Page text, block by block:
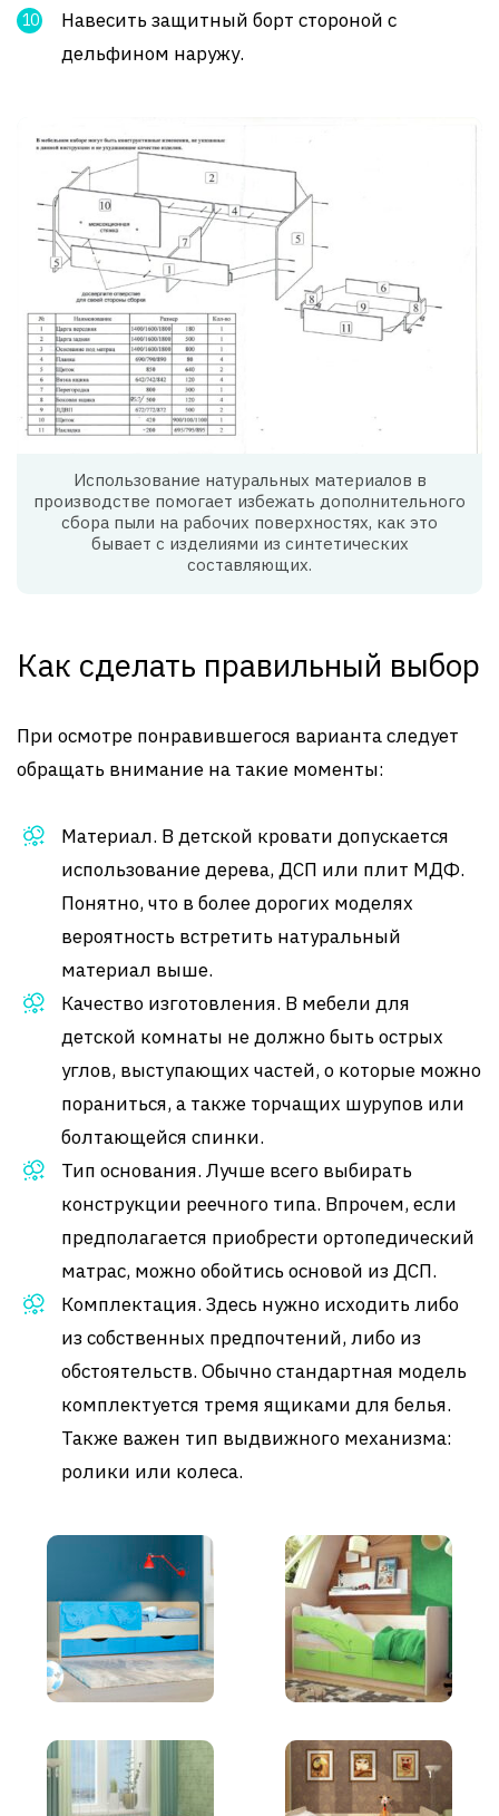
Навесить защитный борт стороной с
дельфином наружу.
Использование натуральных материалов в
производстве помогает избежать дополнительного
сбора пыли на рабочих поверхностях, как это
бывает с изделиями из синтетических
составляющих.
Как сделать правильный выбор
При осмотре понравившегося варианта следует
обращать внимание на такие моменты:
Материал. В детской кровати допускается
использование дерева, ДСП или плит МДФ.
Понятно, что в более дорогих моделях
вероятность встретить натуральный
материал выше.
Качество изготовления. В мебели для
детской комнаты не должно быть острых
углов, выступающих частей, о которые можно
пораниться, а также торчащих шурупов или
болтающейся спинки.
Тип основания. Лучше всего выбирать
конструкции реечного типа. Впрочем, если
предполагается приобрести ортопедический
матрас, можно обойтись основой из ДСП.
Комплектация. Здесь нужно исходить либо
из собственных предпочтений, либо из
обстоятельств. Обычно стандартная модель
комплектуется тремя ящиками для белья.
Также важен тип выдвижного механизма:
ролики или колеса.